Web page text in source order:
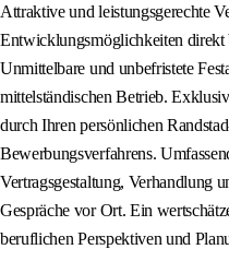
Attraktive und leistungsgerechte
Entwicklungsmöglichkeiten direkt
Unmittelbare und unbefristete
mittelständischen Betrieb.
durch Ihren persönlichen
Bewerbungsverfahrens.
Vertragsgestaltung, Verhandlung
Gespräche vor Ort. Ein
beruflichen Perspektiven und